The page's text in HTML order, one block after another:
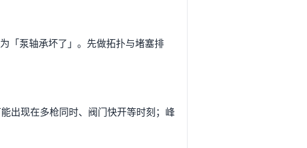
「泵轴承坏了」。先做拓扑与堵塞排
出现在多枪同时、阀门快开等时刻；峰